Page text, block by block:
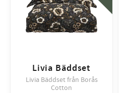
Livia Bäddset
Livia Bäddset från Borås
Cotton